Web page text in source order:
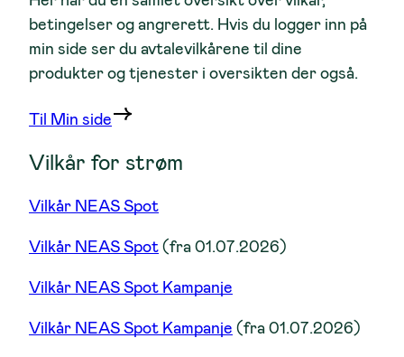
betingelser og angrerett. Hvis du logger inn på
min side ser du avtalevilkårene til dine
produkter og tjenester i oversikten der også.
Til Min side
Vilkår for strøm
Vilkår NEAS Spot
Vilkår NEAS Spot(fra 01.07.2026)
Vilkår NEAS Spot Kampanje
Vilkår NEAS Spot Kampanje (fra 01.07.2026)